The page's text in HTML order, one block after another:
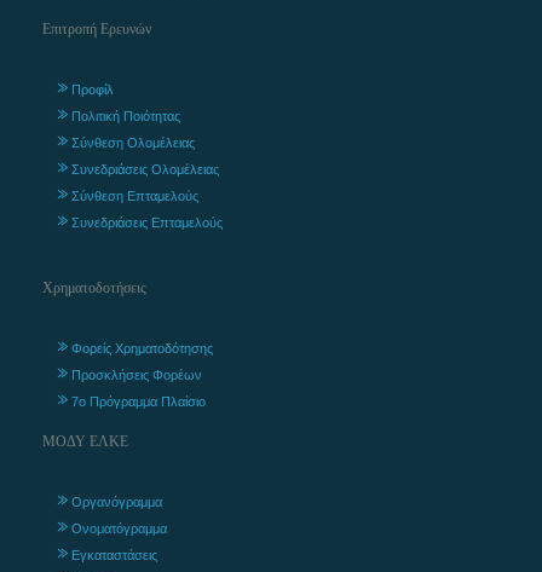
Επιτροπή Ερευνών
Προφίλ
Πολιτική Ποιότητας
Σύνθεση Ολομέλειας
Συνεδριάσεις Ολομέλειας
Σύνθεση Επταμελούς
Συνεδριάσεις Επταμελούς
Χρηματοδοτήσεις
Φορείς Χρηματοδότησης
Προσκλήσεις Φορέων
7ο Πρόγραμμα Πλαίσιο
ΜΟΔΥ ΕΛΚΕ
Οργανόγραμμα
Ονοματόγραμμα
Εγκαταστάσεις